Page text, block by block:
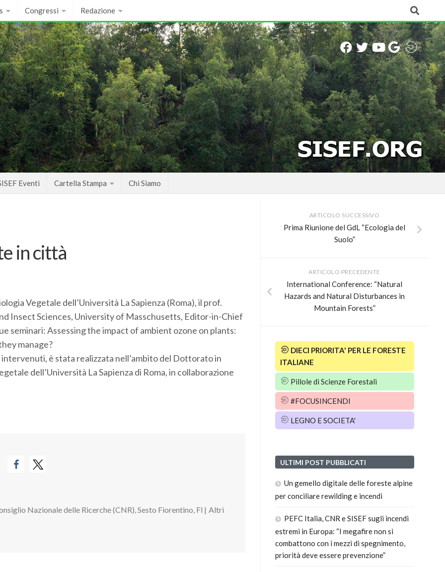
Congressi Redazione
Eventi Cartella Stampa Chi Siamo
in città
Vegetale dell’Università La Sapienza (Roma), il prof.
Insect Sciences, University of Masschusetts, Editor-in-Chief
seminari: Assessing the impact of ambient ozone on plants:
manage?
è stata realizzata nell’ambito del Dottorato in
dell’Università La Sapienza di Roma, in collaborazione
Nazionale delle Ricerche (CNR), Sesto Fiorentino, FI | Altri
ARTICOLO SUCCESSIVO
Prima Riunione del GdL “Ecologia del
Suolo”
ARTICOLO PRECEDENTE
International Conference: “Natural
Hazards and Natural Disturbances in
Mountain Forests”
DIECI PRIORITA' PER LE FORESTE
ITALIANE
Pillole di Scienze Forestali
#FOCUSINCENDI
LEGNO E SOCIETA'
ULTIMI POST PUBBLICATI
Un gemello digitale delle foreste alpine
per conciliare rewilding e incendi
PEFC Italia, CNR e SISEF sugli incendi
estremi in Europa: “I megafire non si
combattono con i mezzi di spegnimento,
priorità deve essere prevenzione”